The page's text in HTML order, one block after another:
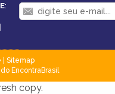
:
Sitemap
EncontraBrasil
copy.